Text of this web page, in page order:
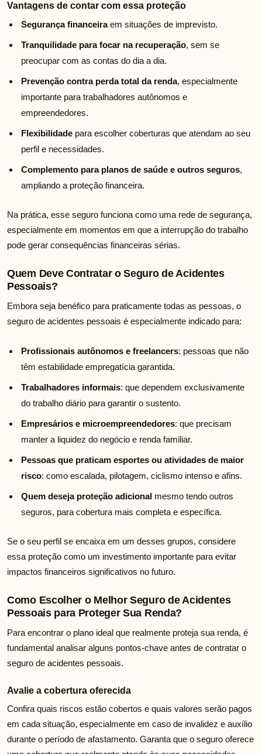
Vantagens de contar com essa proteção
Segurança financeiraem situações de imprevisto.
Tranquilidade para focar na recuperação, sem se
preocupar com as contas do dia a dia.
Prevenção contra perda total da renda, especialmente
importante para trabalhadores autônomos e
empreendedores.
Flexibilidade para escolher coberturas que atendam ao seu
perfil e necessidades.
Complemento para planos de saúde e outros seguros,
ampliando a proteção financeira.
Na prática, esse seguro funciona como uma rede de segurança,
especialmente em momentos em que a interrupção do trabalho
pode gerar consequências financeiras sérias.
Quem Deve Contratar o Seguro de Acidentes
Pessoais?
Embora seja benéfico para praticamente todas as pessoas, o
seguro de acidentes pessoais é especialmente indicado para:
Profissionais autônomos e freelancers: pessoas que não
têm estabilidade empregatícia garantida.
Trabalhadores informais: que dependem exclusivamente
do trabalho diário para garantir o sustento.
Empresários e microempreendedores: que precisam
manter a liquidez do negócio e renda familiar.
Pessoas que praticam esportes ou atividades de maior
risco: como escalada, pilotagem, ciclismo intenso e afins.
Quem deseja proteção adicional mesmo tendo outros
seguros, para cobertura mais completa e específica.
Se o seu perfil se encaixa em um desses grupos, considere
essa proteção como um investimento importante para evitar
impactos financeiros significativos no futuro.
Como Escolher o Melhor Seguro de Acidentes
Pessoais para Proteger Sua Renda?
Para encontrar o plano ideal que realmente proteja sua renda, é
fundamental analisar alguns pontos-chave antes de contratar o
seguro de acidentes pessoais.
Avalie a cobertura oferecida
Confira quais riscos estão cobertos e quais valores serão pagos
em cada situação, especialmente em caso de invalidez e auxílio
durante o período de afastamento. Garanta que o seguro oferece